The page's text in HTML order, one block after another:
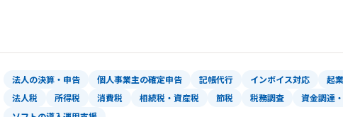
法人の決算・申告 個人事業主の確定申告 記帳代行 インボイス対応 起
法人税
所得税 消費税 相続税・資産税 節税 税務調査 資金調達